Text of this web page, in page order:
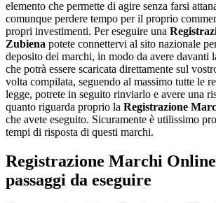
elemento che permette di agire senza farsi
comunque perdere tempo per il proprio
propri investimenti. Per eseguire una
Zubiena potete connettervi al sito nazionale
deposito dei marchi, in modo da avere davanti
che potrà essere scaricata direttamente sul
volta compilata, seguendo al massimo tutte le
legge, potrete in seguito rinviarlo e avere una
quanto riguarda proprio la Registrazione
che avete eseguito. Sicuramente è utilissimo
tempi di risposta di questi marchi.
Registrazione Marchi
passaggi da eseguire